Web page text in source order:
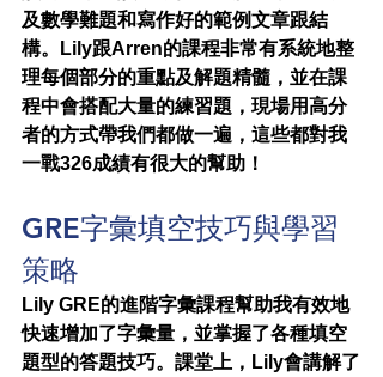
及數學難題和寫作好的範例文章跟結
構。Lily跟Arren的課程非常有系統地整
理每個部分的重點及解題精髓，並在課
程中會搭配大量的練習題，現場用高分
者的方式帶我們都做一遍，這些都對我
一戰326成績有很大的幫助！
GRE字彙填空技巧與學習
策略
Lily GRE的進階字彙課程幫助我有效地
快速增加了字彙量，並掌握了各種填空
題型的答題技巧。課堂上，Lily會講解了